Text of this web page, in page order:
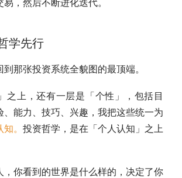
，然后不断进化迭代。
学先行
那张投资系统全貌图的最顶端。
之上，还有一层是「个性」，包括目
、能力、技巧、兴趣，我把这些统一为
。 投资哲学，是在「个人认知」之上
，你看到的世界是什么样的，决定了你